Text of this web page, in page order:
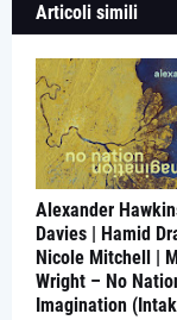
Articoli simili
Alexander
Davies | Hamid
Nicole Mitchell |
Wright – No
Imagination